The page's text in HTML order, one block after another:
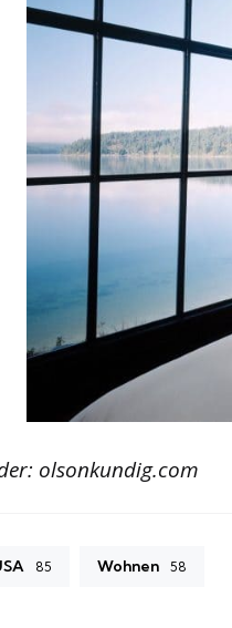
olsonkundig.com
85 Wohnen 58